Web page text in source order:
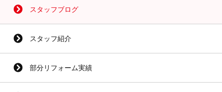
スタッフブログ
スタッフ紹介
部分リフォーム実績